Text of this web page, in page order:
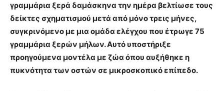
γραμμάρια ξερά δαμάσκηνα την ημέρα βελτίωσε τους
δείκτες σχηματισμού μετά από μόνο τρεις μήνες,
συγκρινόμενο με μια ομάδα ελέγχου που έτρωγε 75
γραμμάρια ξερών μήλων. Αυτό υποστήριξε
προηγούμενα μοντέλα με ζώα όπου αυξήθηκε η
πυκνότητα των οστών σε μικροσκοπικό επίπεδο.